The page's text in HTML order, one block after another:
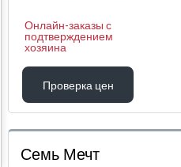
Онлайн-заказы с
подтверждением
хозяина
Проверка цен
Проверка цен
Семь Мечт